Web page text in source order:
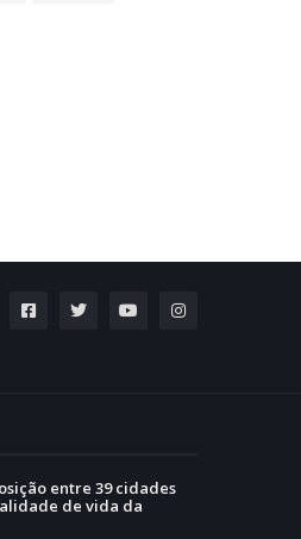
entre 39 cidades
de vida da